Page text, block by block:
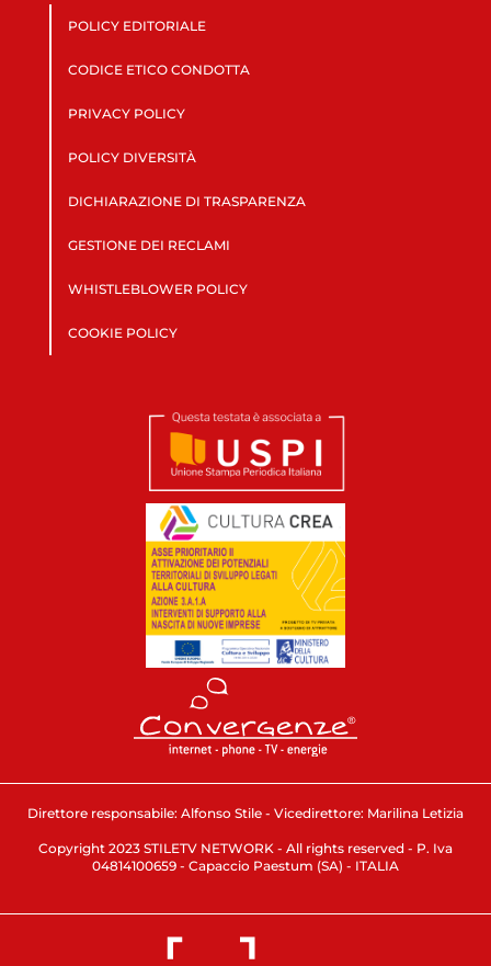
POLICY EDITORIALE
CODICE ETICO CONDOTTA
PRIVACY POLICY
POLICY DIVERSITÀ
DICHIARAZIONE DI TRASPARENZA
GESTIONE DEI RECLAMI
WHISTLEBLOWER POLICY
COOKIE POLICY
Direttore responsabile: Alfonso Stile - Vicedirettore: Marilina Letizia
Copyright 2023 STILETV NETWORK - All rights reserved - P. Iva
04814100659 - Capaccio Paestum (SA) - ITALIA